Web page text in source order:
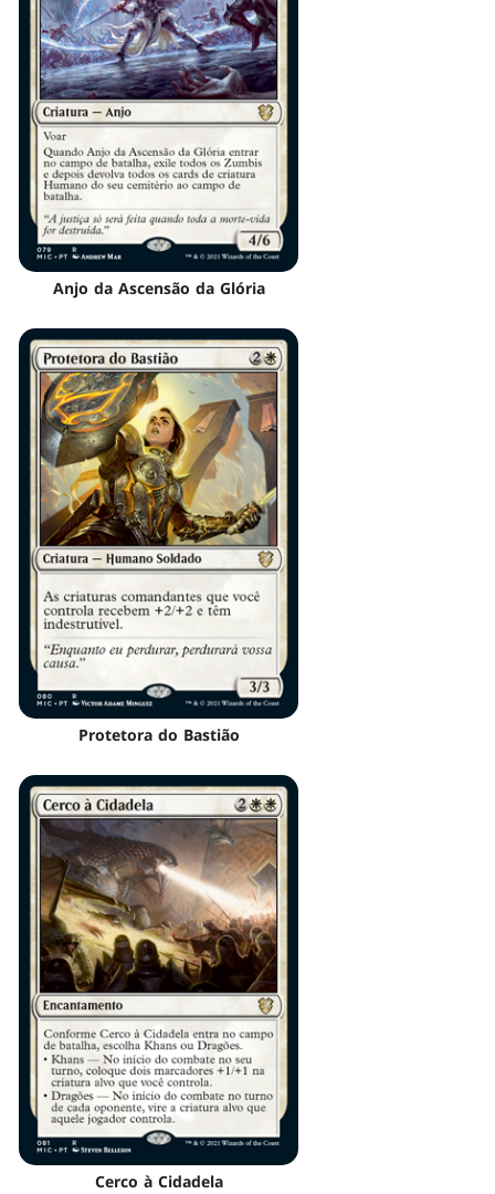
Anjo da Ascensão da Glória
Protetora do Bastião
Cerco à Cidadela